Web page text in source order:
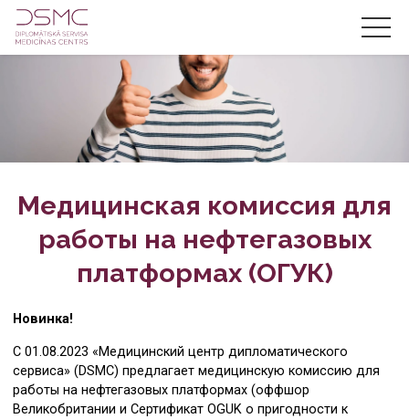
О нас
Акции
Стоматология
Офтальмология
Медицинская комиссия для моряков
Стомотолог
Контакты
EN
Медицинская комиссия для
работы на нефтегазовых
платформах (ОГУК)
Новинка!
С 01.08.2023 «Медицинский центр дипломатического
сервиса» (DSMC) предлагает медицинскую комиссию для
работы на нефтегазовых платформах (оффшор
Великобритании и Сертификат OGUK о пригодности к